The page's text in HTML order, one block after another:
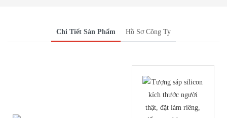
Chi Tiết Sản Phẩm Hồ Sơ Công Ty